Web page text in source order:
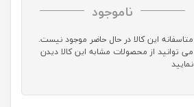
ناموجود
متاسفانه این کالا در حال حاضر موجود نیست.
می توانید از محصولات مشابه این کالا دیدن
نمایید